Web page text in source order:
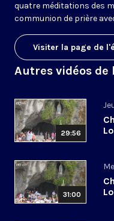
quatre méditations des
communion de prière
Visiter la page de
Autres vidéos de
29:56
31:00